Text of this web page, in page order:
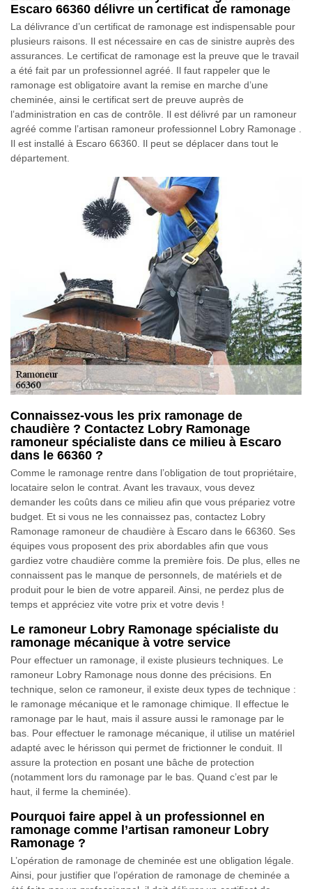
Escaro 66360 délivre un certificat de ramonage
La délivrance d’un certificat de ramonage est indispensable pour
plusieurs raisons. Il est nécessaire en cas de sinistre auprès des
assurances. Le certificat de ramonage est la preuve que le travail
a été fait par un professionnel agréé. Il faut rappeler que le
ramonage est obligatoire avant la remise en marche d’une
cheminée, ainsi le certificat sert de preuve auprès de
l’administration en cas de contrôle. Il est délivré par un ramoneur
agréé comme l’artisan ramoneur professionnel Lobry Ramonage .
Il est installé à Escaro 66360. Il peut se déplacer dans tout le
département.
Connaissez-vous les prix ramonage de
chaudière ? Contactez Lobry Ramonage
ramoneur spécialiste dans ce milieu à Escaro
dans le 66360 ?
Comme le ramonage rentre dans l’obligation de tout propriétaire,
locataire selon le contrat. Avant les travaux, vous devez
demander les coûts dans ce milieu afin que vous prépariez votre
budget. Et si vous ne les connaissez pas, contactez Lobry
Ramonage ramoneur de chaudière à Escaro dans le 66360. Ses
équipes vous proposent des prix abordables afin que vous
gardiez votre chaudière comme la première fois. De plus, elles ne
connaissent pas le manque de personnels, de matériels et de
produit pour le bien de votre appareil. Ainsi, ne perdez plus de
temps et appréciez vite votre prix et votre devis !
Le ramoneur Lobry Ramonage spécialiste du
ramonage mécanique à votre service
Pour effectuer un ramonage, il existe plusieurs techniques. Le
ramoneur Lobry Ramonage nous donne des précisions. En
technique, selon ce ramoneur, il existe deux types de technique :
le ramonage mécanique et le ramonage chimique. Il effectue le
ramonage par le haut, mais il assure aussi le ramonage par le
bas. Pour effectuer le ramonage mécanique, il utilise un matériel
adapté avec le hérisson qui permet de frictionner le conduit. Il
assure la protection en posant une bâche de protection
(notamment lors du ramonage par le bas. Quand c’est par le
haut, il ferme la cheminée).
Pourquoi faire appel à un professionnel en
ramonage comme l’artisan ramoneur Lobry
Ramonage ?
L’opération de ramonage de cheminée est une obligation légale.
Ainsi, pour justifier que l’opération de ramonage de cheminée a